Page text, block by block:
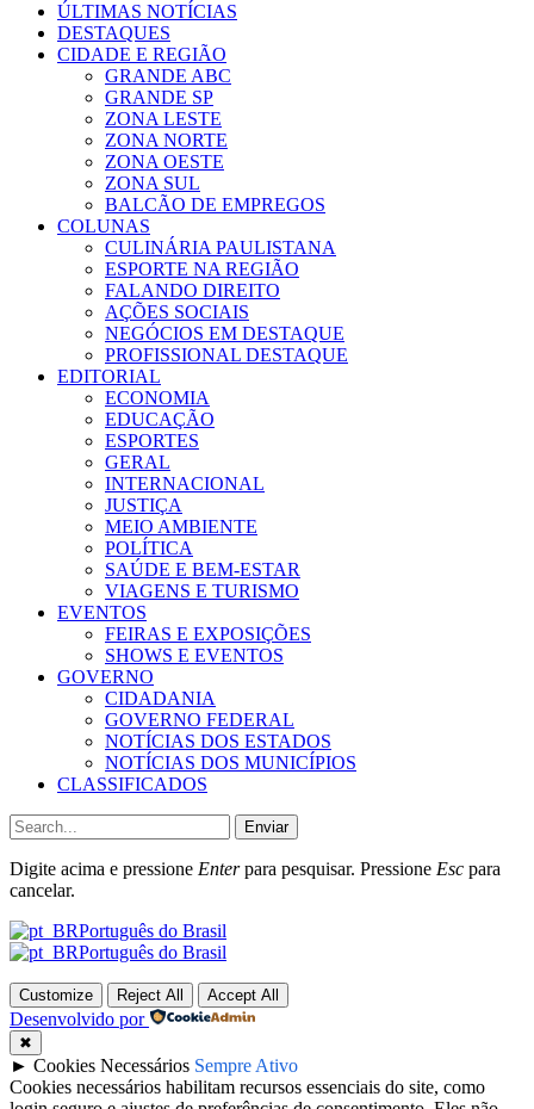
ÚLTIMAS NOTÍCIAS
DESTAQUES
CIDADE E REGIÃO
GRANDE ABC
GRANDE SP
ZONA LESTE
ZONA NORTE
ZONA OESTE
ZONA SUL
BALCÃO DE EMPREGOS
COLUNAS
CULINÁRIA PAULISTANA
ESPORTE NA REGIÃO
FALANDO DIREITO
AÇÕES SOCIAIS
NEGÓCIOS EM DESTAQUE
PROFISSIONAL DESTAQUE
EDITORIAL
ECONOMIA
EDUCAÇÃO
ESPORTES
GERAL
INTERNACIONAL
JUSTIÇA
MEIO AMBIENTE
POLÍTICA
SAÚDE E BEM-ESTAR
VIAGENS E TURISMO
EVENTOS
FEIRAS E EXPOSIÇÕES
SHOWS E EVENTOS
GOVERNO
CIDADANIA
GOVERNO FEDERAL
NOTÍCIAS DOS ESTADOS
NOTÍCIAS DOS MUNICÍPIOS
CLASSIFICADOS
Enviar
Digite acima e pressione Enterpara pesquisar. Pressione Esc para
cancelar.
Português do Brasil
Português do Brasil
Customize Reject All Accept All
Desenvolvido por
✖
► Cookies Necessários Sempre Ativo
Cookies necessários habilitam recursos essenciais do site, como